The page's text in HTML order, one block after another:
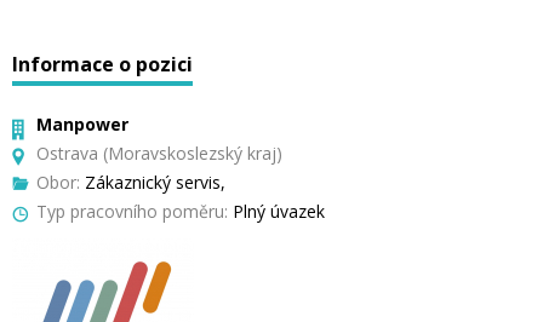
Informace o pozici
Manpower
Ostrava (Moravskoslezský kraj)
Obor: Zákaznický servis,
Typ pracovního poměru: Plný úvazek